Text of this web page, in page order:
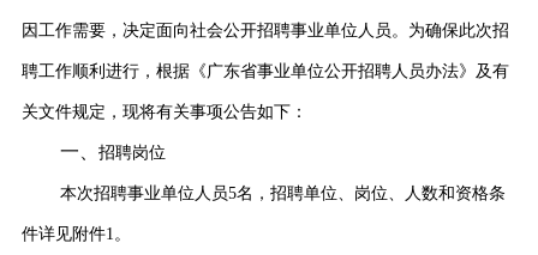
因工作需要，决定面向社会公开招聘事业单位人员。为确保此次招
聘工作顺利进行，根据《广东省事业单位公开招聘人员办法》及有
关文件规定，现将有关事项公告如下：
一、 招聘岗位
本次招聘事业单位人员5名，招聘单位、岗位、人数和资格条
件详见附件1。